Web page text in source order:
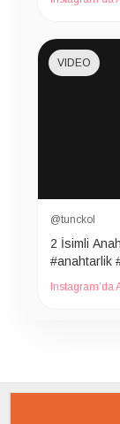
VIDEO
@tunckol
2 İsimli Anahtarlık
#anahtarlik
Instagram’da